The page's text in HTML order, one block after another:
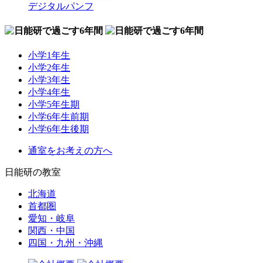
デジタルパンフ
小学1年生
小学2年生
小学3年生
小学4年生
小学5年生期
小学6年生前期
小学6年生後期
通室をお考えの方へ
日能研の教室
北海道
首都圏
愛知・岐阜
関西・中国
四国・九州・沖縄